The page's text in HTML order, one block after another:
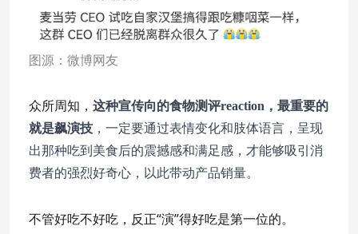
图源：微博网友
众所周知， 这种宣传向的食物测评reaction，最重要的
就是飙演技 ，一定要通过表情变化和肢体语言，呈现
出那种吃到美食后的震撼感和满足感，才能够吸引消
费者的强烈好奇心，以此带动产品销量。
不管好吃不好吃，反正“演”得好吃是第一位的。